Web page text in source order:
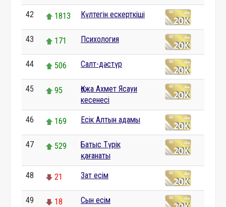
42 1813 Күлтегін ескерткіші
43 171 Психология
44 506 Салт-дәстүр
45 95
Қожа Ахмет Ясауи
кесенесі
46 169 Есік Алтын адамы
47 529
Батыс Түрік
қағанаты
48 21 Зат есім
49 18 Сын есім